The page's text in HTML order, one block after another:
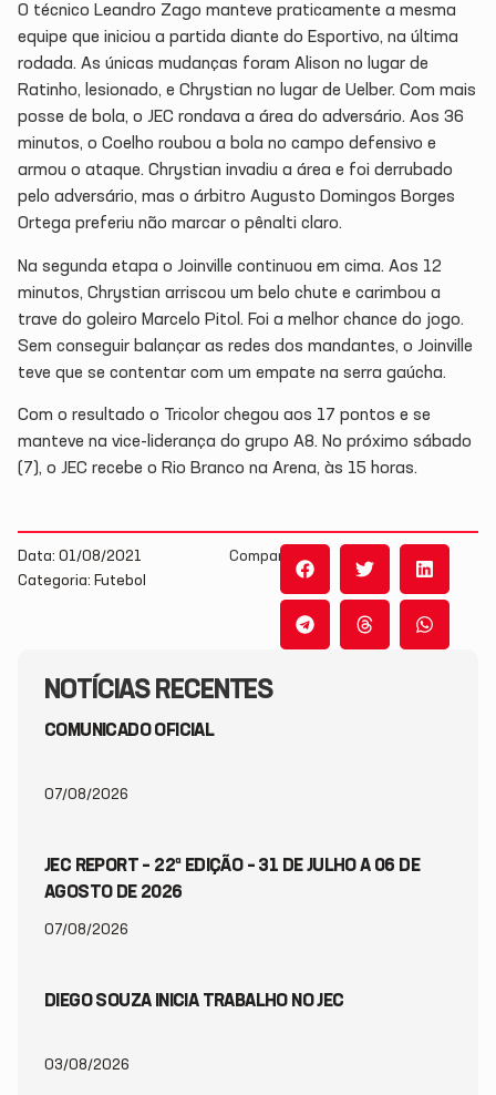
NOTÍCIAS RECENTES
COMUNICADO OFICIAL
07/08/2026
JEC REPORT – 22ª EDIÇÃO – 31 DE JULHO A 06 DE
AGOSTO DE 2026
07/08/2026
DIEGO SOUZA INICIA TRABALHO NO JEC
03/08/2026
O técnico Leandro Zago manteve praticamente a mesma
equipe que iniciou a partida diante do Esportivo, na última
rodada. As únicas mudanças foram Alison no lugar de
Ratinho, lesionado, e Chrystian no lugar de Uelber. Com mais
posse de bola, o JEC rondava a área do adversário. Aos 36
minutos, o Coelho roubou a bola no campo defensivo e
armou o ataque. Chrystian invadiu a área e foi derrubado
pelo adversário, mas o árbitro Augusto Domingos Borges
Ortega preferiu não marcar o pênalti claro.
Na segunda etapa o Joinville continuou em cima. Aos 12
minutos, Chrystian arriscou um belo chute e carimbou a
trave do goleiro Marcelo Pitol. Foi a melhor chance do jogo.
Sem conseguir balançar as redes dos mandantes, o Joinville
teve que se contentar com um empate na serra gaúcha.
Com o resultado o Tricolor chegou aos 17 pontos e se
manteve na vice-liderança do grupo A8. No próximo sábado
(7), o JEC recebe o Rio Branco na Arena, às 15 horas.
Data: 01/08/2021
Categoria: Futebol
Compartilhe: